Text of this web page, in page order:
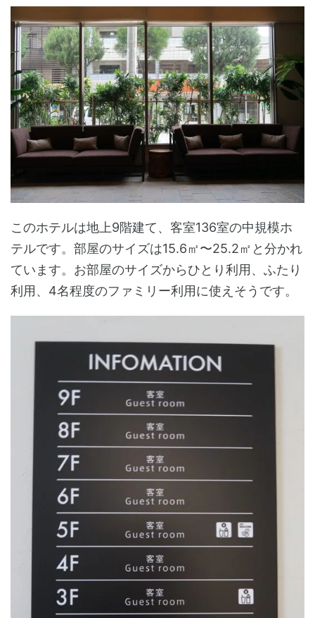
このホテルは地上9階建て、客室136室の中規模ホ
テルです。部屋のサイズは15.6㎡〜25.2㎡と分かれ
ています。お部屋のサイズからひとり利用、ふたり
利用、4名程度のファミリー利用に使えそうです。